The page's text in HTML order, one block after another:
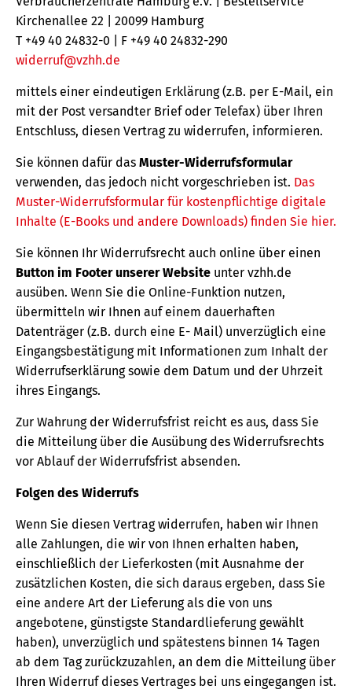
Kirchenallee 22 | 20099 Hamburg
T +49 40 24832-0 | F +49 40 24832-290
widerruf@vzhh.de
mittels einer eindeutigen Erklärung (z.B. per E-Mail, ein
mit der Post versandter Brief oder Telefax) über Ihren
Entschluss, diesen Vertrag zu widerrufen, informieren.
Sie können dafür das Muster-Widerrufsformular
verwenden, das jedoch nicht vorgeschrieben ist. Das
Muster-Widerrufsformular für kostenpflichtige digitale
Inhalte (E-Books und andere Downloads) finden Sie hier.
Sie können Ihr Widerrufsrecht auch online über einen
Button im Footer unserer Website unter vzhh.de
ausüben. Wenn Sie die Online-Funktion nutzen,
übermitteln wir Ihnen auf einem dauerhaften
Datenträger (z.B. durch eine E- Mail) unverzüglich eine
Eingangsbestätigung mit Informationen zum Inhalt der
Widerrufserklärung sowie dem Datum und der Uhrzeit
ihres Eingangs.
Zur Wahrung der Widerrufsfrist reicht es aus, dass Sie
die Mitteilung über die Ausübung des Widerrufsrechts
vor Ablauf der Widerrufsfrist absenden.
Folgen des Widerrufs
Wenn Sie diesen Vertrag widerrufen, haben wir Ihnen
alle Zahlungen, die wir von Ihnen erhalten haben,
einschließlich der Lieferkosten (mit Ausnahme der
zusätzlichen Kosten, die sich daraus ergeben, dass Sie
eine andere Art der Lieferung als die von uns
angebotene, günstigste Standardlieferung gewählt
haben), unverzüglich und spätestens binnen 14 Tagen
ab dem Tag zurückzuzahlen, an dem die Mitteilung über
Ihren Widerruf dieses Vertrages bei uns eingegangen ist.